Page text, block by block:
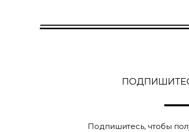
Подпишитесь, чтобы